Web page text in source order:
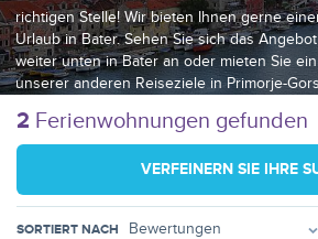
richtigen Stelle! Wir bieten Ihnen gerne
Urlaub in Bater. Sehen Sie sich das
weiter unten in Bater an oder mieten Sie
unserer anderen Reiseziele in Primorje-
2 Ferienwohnungen gefunden
VERFEINERN SIE IHRE
SORTIERT NACH